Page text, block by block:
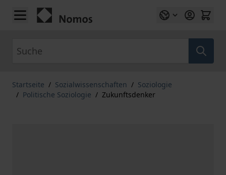
Zum Inhalt springen
Startseite / Sozialwissenschaften / Soziologie
/ Politische Soziologie / Zukunftsdenker